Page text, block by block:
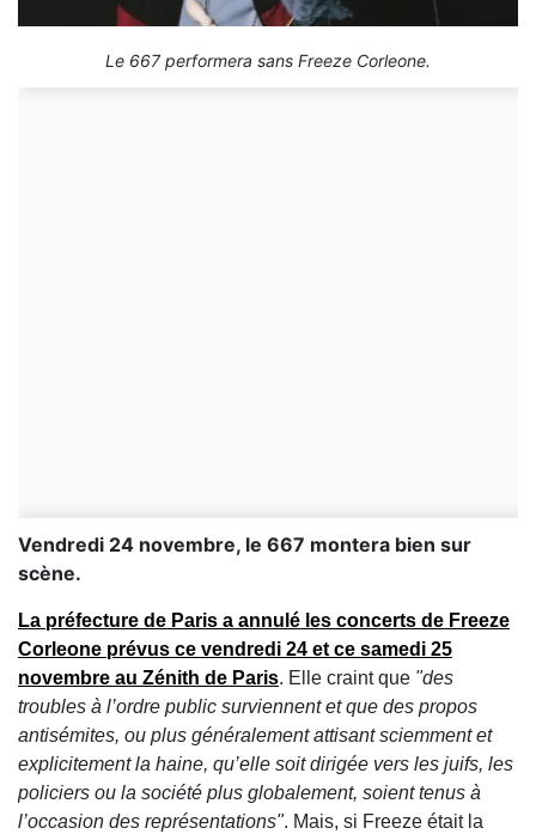
Le 667 performera sans Freeze Corleone.
Vendredi 24 novembre, le 667 montera bien sur
scène.
La préfecture de Paris a annulé les concerts de Freeze
Corleone prévus ce vendredi 24 et ce samedi 25
novembre au Zénith de Paris. Elle craint que "des
troubles à l’ordre public surviennent et que des propos
antisémites, ou plus généralement attisant sciemment et
explicitement la haine, qu’elle soit dirigée vers les juifs, les
policiers ou la société plus globalement, soient tenus à
l’occasion des représentations". Mais, si Freeze était la